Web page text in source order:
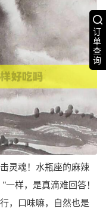
订
单
查
询
灵魂！水瓶座的麻辣
一样，是真滴难回答！
，口味嘛，自然也是